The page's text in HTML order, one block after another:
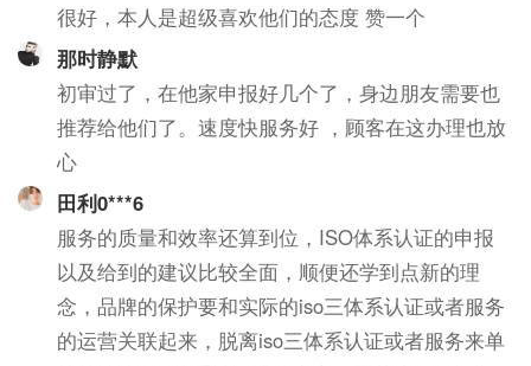
很好，本人是超级喜欢他们的态度 赞一个
那时静默
初审过了，在他家申报好几个了，身边朋友需要也
推荐给他们了。速度快服务好 ，顾客在这办理也放
心
田利0***6
服务的质量和效率还算到位，ISO体系认证的申报
以及给到的建议比较全面，顺便还学到点新的理
念，品牌的保护要和实际的iso三体系认证或者服务
的运营关联起来，脱离iso三体系认证或者服务来单